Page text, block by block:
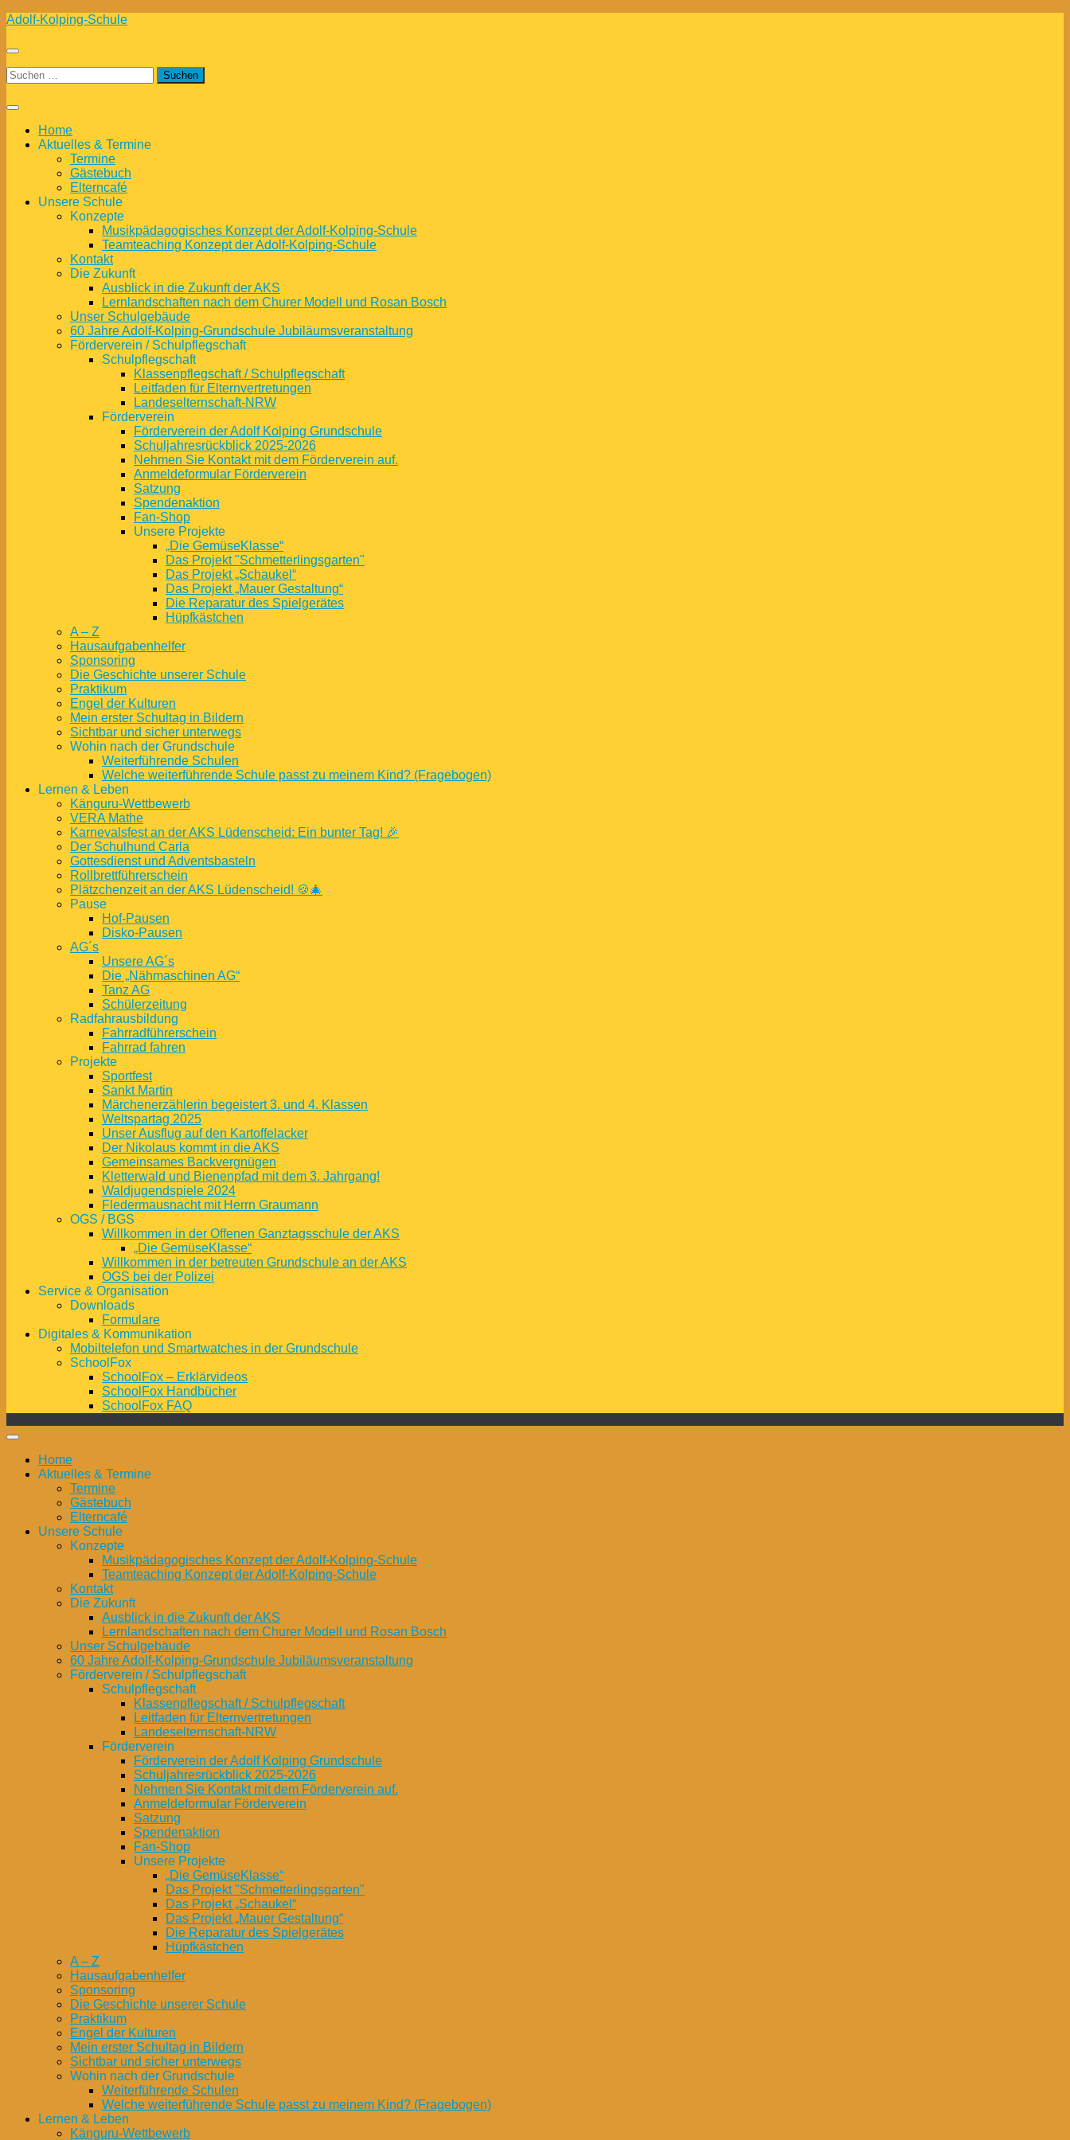
Zum
springen
Adolf-Kolping-Schule
Suchen
nach:
Home
Aktuelles & Termine
Termine
Gästebuch
Elterncafé
Unsere Schule
Konzepte
Musikpädagogisches Konzept der Adolf-Kolping-Schule
Teamteaching Konzept der Adolf-Kolping-Schule
Kontakt
Die Zukunft
Ausblick in die Zukunft der AKS
Lernlandschaften nach dem Churer Modell und Rosan Bosch
Unser Schulgebäude
60 Jahre Adolf-Kolping-Grundschule Jubiläumsveranstaltung
Förderverein / Schulpflegschaft
Schulpflegschaft
Klassenpflegschaft / Schulpflegschaft
Leitfaden für Elternvertretungen
Landeselternschaft-NRW
Förderverein
Förderverein der Adolf Kolping Grundschule
Schuljahresrückblick 2025-2026
Nehmen Sie Kontakt mit dem Förderverein auf.
Anmeldeformular Förderverein
Satzung
Spendenaktion
Fan-Shop
Unsere Projekte
„Die GemüseKlasse“
Das Projekt "Schmetterlingsgarten"
Das Projekt „Schaukel“
Das Projekt „Mauer Gestaltung“
Die Reparatur des Spielgerätes
Hüpfkästchen
A – Z
Hausaufgabenhelfer
Sponsoring
Die Geschichte unserer Schule
Praktikum
Engel der Kulturen
Mein erster Schultag in Bildern
Sichtbar und sicher unterwegs
Wohin nach der Grundschule
Weiterführende Schulen
Welche weiterführende Schule passt zu meinem Kind? (Fragebogen)
Lernen & Leben
Känguru-Wettbewerb
VERA Mathe
Karnevalsfest an der AKS Lüdenscheid: Ein bunter Tag! 🎉
Der Schulhund Carla
Gottesdienst und Adventsbasteln
Rollbrettführerschein
Plätzchenzeit an der AKS Lüdenscheid! 🍪🎄
Pause
Hof-Pausen
Disko-Pausen
AG´s
Unsere AG´s
Die „Nähmaschinen AG“
Tanz AG
Schülerzeitung
Radfahrausbildung
Fahrradführerschein
Fahrrad fahren
Projekte
Sportfest
Sankt Martin
Märchenerzählerin begeistert 3. und 4. Klassen
Weltspartag 2025
Unser Ausflug auf den Kartoffelacker
Der Nikolaus kommt in die AKS
Gemeinsames Backvergnügen
Kletterwald und Bienenpfad mit dem 3. Jahrgang!
Waldjugendspiele 2024
Fledermausnacht mit Herrn Graumann
OGS / BGS
Willkommen in der Offenen Ganztagsschule der AKS
„Die GemüseKlasse“
Willkommen in der betreuten Grundschule an der AKS
OGS bei der Polizei
Service & Organisation
Downloads
Formulare
Digitales & Kommunikation
Mobiltelefon und Smartwatches in der Grundschule
SchoolFox
SchoolFox – Erklärvideos
SchoolFox Handbücher
SchoolFox FAQ
Home
Aktuelles & Termine
Termine
Gästebuch
Elterncafé
Unsere Schule
Konzepte
Musikpädagogisches Konzept der Adolf-Kolping-Schule
Teamteaching Konzept der Adolf-Kolping-Schule
Kontakt
Die Zukunft
Ausblick in die Zukunft der AKS
Lernlandschaften nach dem Churer Modell und Rosan Bosch
Unser Schulgebäude
60 Jahre Adolf-Kolping-Grundschule Jubiläumsveranstaltung
Förderverein / Schulpflegschaft
Schulpflegschaft
Klassenpflegschaft / Schulpflegschaft
Leitfaden für Elternvertretungen
Landeselternschaft-NRW
Förderverein
Förderverein der Adolf Kolping Grundschule
Schuljahresrückblick 2025-2026
Nehmen Sie Kontakt mit dem Förderverein auf.
Anmeldeformular Förderverein
Satzung
Spendenaktion
Fan-Shop
Unsere Projekte
„Die GemüseKlasse“
Das Projekt "Schmetterlingsgarten"
Das Projekt „Schaukel“
Das Projekt „Mauer Gestaltung“
Die Reparatur des Spielgerätes
Hüpfkästchen
A – Z
Hausaufgabenhelfer
Sponsoring
Die Geschichte unserer Schule
Praktikum
Engel der Kulturen
Mein erster Schultag in Bildern
Sichtbar und sicher unterwegs
Wohin nach der Grundschule
Weiterführende Schulen
Welche weiterführende Schule passt zu meinem Kind? (Fragebogen)
Lernen & Leben
Känguru-Wettbewerb